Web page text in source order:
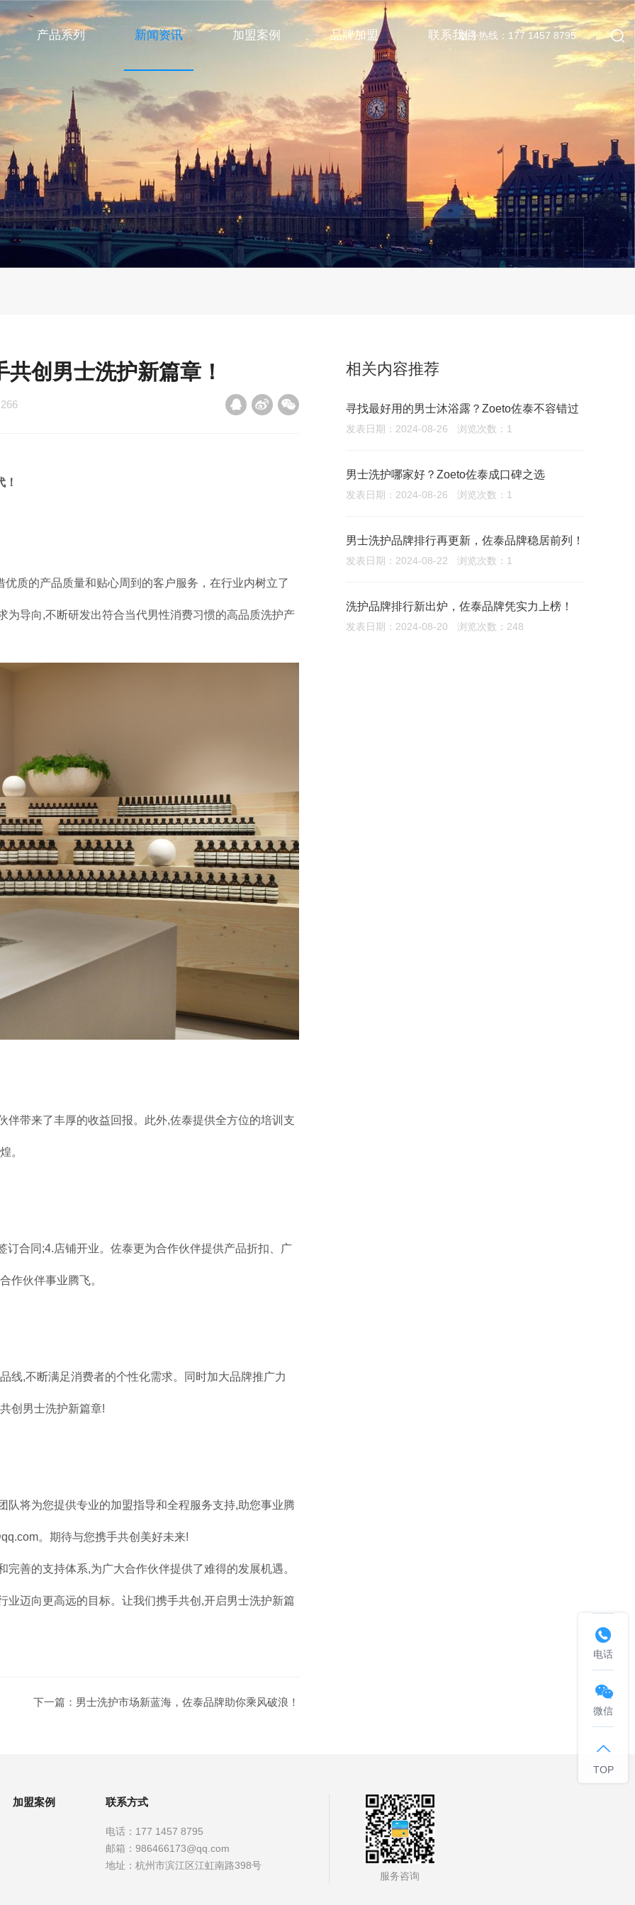
产品系列 新闻资讯 加盟案例 品牌加盟 联系我们服务热线：177 1457 8795
创男士洗护新篇章！
266
质的产品质量和贴心周到的客户服务，在行业内树立了
为导向,不断研发出符合当代男性消费习惯的高品质洗护产
伴带来了丰厚的收益回报。此外,佐泰提供全方位的培训支
。
合同;4.店铺开业。佐泰更为合作伙伴提供产品折扣、广
作伙伴事业腾飞。
线,不断满足消费者的个性化需求。同时加大品牌推广力
创男士洗护新篇章!
将为您提供专业的加盟指导和全程服务支持,助您事业腾
。期待与您携手共创美好未来!
完善的支持体系,为广大合作伙伴提供了难得的发展机遇。
迈向更高远的目标。让我们携手共创,开启男士洗护新篇
下一篇： 男士洗护市场新蓝海，佐泰品牌助你乘风破浪！
相关内容推荐
寻找最好用的男士沐浴露？Zoeto佐泰不容错过
发表日期：2024-08-26 浏览次数：1
男士洗护哪家好？Zoeto佐泰成口碑之选
发表日期：2024-08-26 浏览次数：1
男士洗护品牌排行再更新，佐泰品牌稳居前列！
发表日期：2024-08-22 浏览次数：1
洗护品牌排行新出炉，佐泰品牌凭实力上榜！
发表日期：2024-08-20 浏览次数：248
加盟案例 联系方式
电话： 177 1457 8795
邮箱： 986466173@qq.com
地址： 杭州市滨江区江虹南路398号
服务咨询

电话

微信

TOP